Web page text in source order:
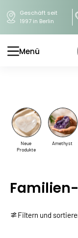
Geschäft seit
1997 in Berlin
Menü
Neue
Produkte
Amethyst
Filtern und